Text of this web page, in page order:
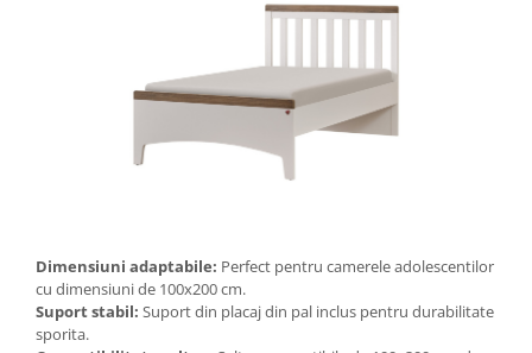
Dimensiuni adaptabile: Perfect pentru camerele adolescentilor
cu dimensiuni de 100x200 cm.
Suport stabil: Suport din placaj din pal inclus pentru durabilitate
sporita.